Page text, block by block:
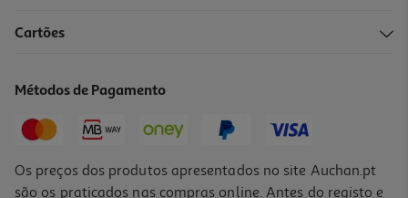
Cartões
Métodos de Pagamento
Os preços dos produtos apresentados no site Auchan.pt
são os praticados nas compras online. Antes do registo e